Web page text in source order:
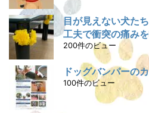
目が見えない犬た
工夫で衝突の痛み
200件のビュー
ドッグバンパーの
100件のビュー